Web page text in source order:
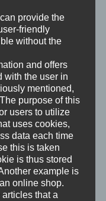
als auch deinem
zu träumen. Und
Verstand den
das soll. Es geht hier
Wiederhole
Und mache sie im
gehst zumindest ein
Meditation an
der Emotion
provide the
friendly
without the
and offers
with the user in
mentioned,
purpose of this
users to utilize
uses cookies,
data each time
this is taken
is thus stored
example is
online shop.
that a